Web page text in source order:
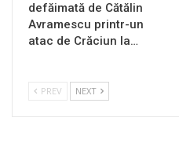
defăimată de Cătălin
Avramescu printr-un
atac de Crăciun la…
PREV NEXT